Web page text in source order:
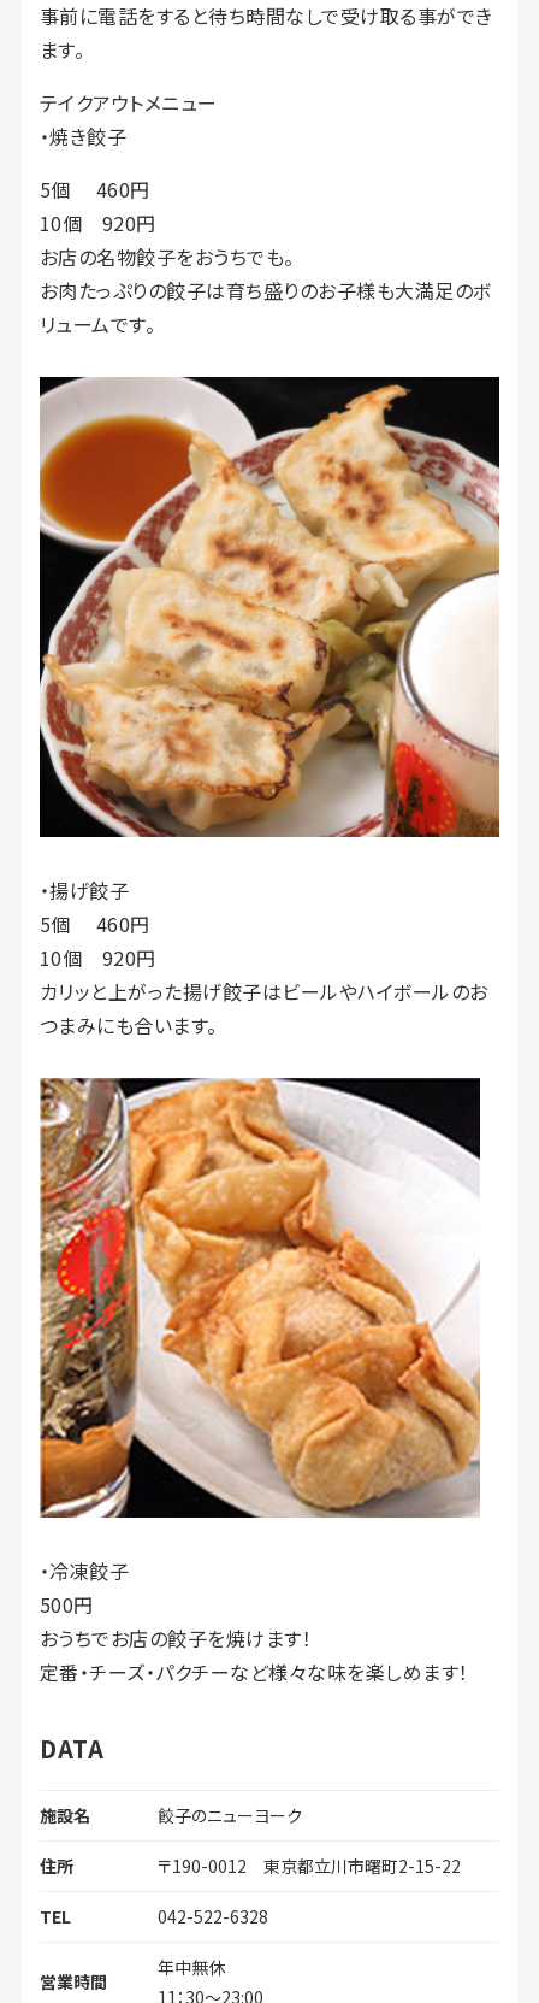
事前に電話をすると待ち時間なしで受け取る事ができ
ます。
テイクアウトメニュー
・焼き餃子
5個 460円
10個 920円
お店の名物餃子をおうちでも。
お肉たっぷりの餃子は育ち盛りのお子様も大満足のボ
リュームです。
・揚げ餃子
5個 460円
10個 920円
カリッと上がった揚げ餃子はビールやハイボールのお
つまみにも合います。
・冷凍餃子
500円
おうちでお店の餃子を焼けます！
定番・チーズ・パクチーなど様々な味を楽しめます！
DATA
施設名 餃子のニューヨーク
住所 〒190-0012 東京都立川市曙町2-15-22
TEL 042-522-6328
営業時間
年中無休
11：30〜23:00